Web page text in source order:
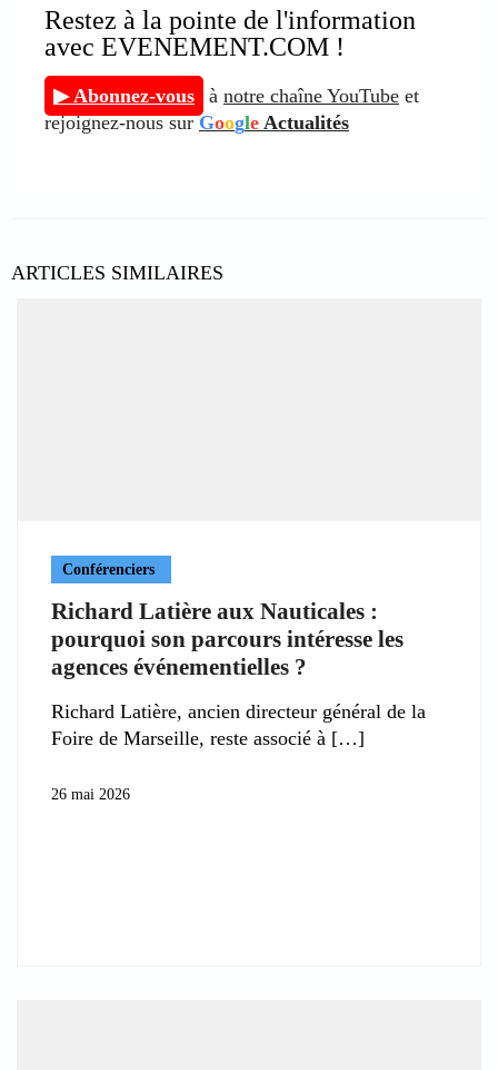
Restez à la pointe de l'information
avec EVENEMENT.COM !
▶ Abonnez-vous à notre chaîne YouTube et
rejoignez-nous surGoogle Actualités
ARTICLES SIMILAIRES
Conférenciers
Richard Latière aux Nauticales :
pourquoi son parcours intéresse les
agences événementielles ?
Richard Latière, ancien directeur général de la
Foire de Marseille, reste associé à
26 mai 2026